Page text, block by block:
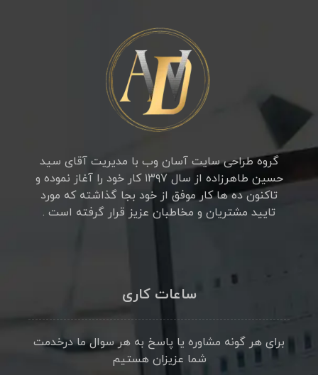
گروه طراحی سایت آسان وب با مدیریت آقای سید
حسین طاهرزاده از سال ۱۳۹۷ کار خود را آغاز نموده و
تاکنون ده ها کار موفق از خود بجا گذاشته که مورد
تایید مشتریان و مخاطبان عزیز قرار گرفته است .
ساعات کاری
برای هر گونه مشاوره یا پاسخ به هر سوال ما درخدمت
شما عزیزان هستیم